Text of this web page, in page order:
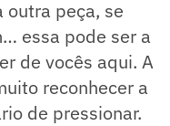
outra peça, se
essa pode ser a
de vocês aqui. A
reconhecer a
de pressionar.